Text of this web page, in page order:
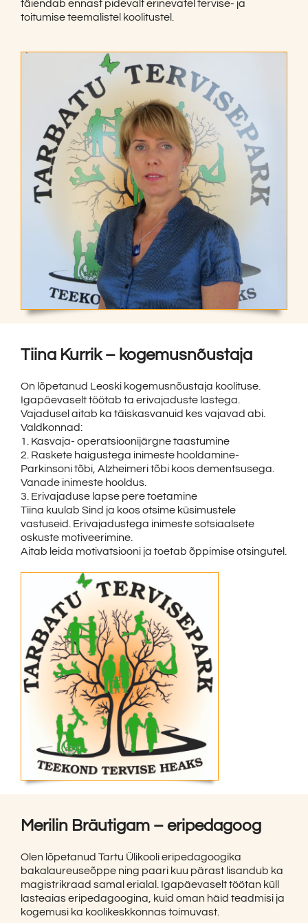
täiendab ennast pidevalt erinevatel tervise- ja
toitumise teemalistel koolitustel.
Tiina Kurrik – kogemusnõustaja
On lõpetanud Leoski kogemusnõustaja koolituse.
Igapäevaselt töötab ta erivajaduste lastega.
Vajadusel aitab ka täiskasvanuid kes vajavad abi.
Valdkonnad:
1. Kasvaja- operatsioonijärgne taastumine
2. Raskete haigustega inimeste hooldamine-
Parkinsoni tõbi, Alzheimeri tõbi koos dementsusega.
Vanade inimeste hooldus.
3. Erivajaduse lapse pere toetamine
Tiina kuulab Sind ja koos otsime küsimustele
vastuseid. Erivajadustega inimeste sotsiaalsete
oskuste motiveerimine.
Aitab leida motivatsiooni ja toetab õppimise otsingutel.
Merilin Bräutigam – eripedagoog
Olen lõpetanud Tartu Ülikooli eripedagoogika
bakalaureuseõppe ning paari kuu pärast lisandub ka
magistrikraad samal erialal. Igapäevaselt töötan küll
lasteaias eripedagoogina, kuid oman häid teadmisi ja
kogemusi ka koolikeskkonnas toimuvast.